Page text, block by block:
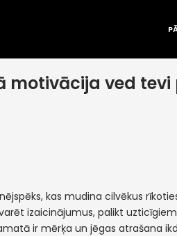
motivācija ved
kas mudina cilvēkus
izaicinājumus, palikt
ir mērķa un jēgas atrašana